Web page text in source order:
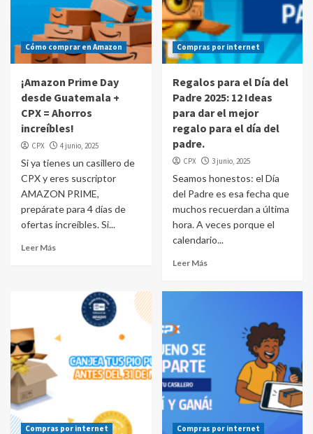
Cómo comprar en Amazon
¡Amazon Prime Day
desde Guatemala +
CPX = Ahorros
increíbles!
CPX 4 junio, 2025
Si ya tienes un casillero de
CPX y eres suscriptor
AMAZON PRIME,
prepárate para 4 días de
ofertas increíbles. Si...
Leer Más
Compras por internet
Regalos para el Día del
Padre 2025: 12 Ideas
para dar el mejor
regalo para el día del
padre.
CPX 3 junio, 2025
Seamos honestos: el Día
del Padre es esa fecha que
muchos recuerdan a última
hora. A veces porque el
calendario...
Leer Más
Compras por internet Compras por internet